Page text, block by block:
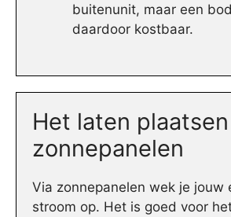
buitenunit, maar een
daardoor kostbaar.
Het laten
zonnepanelen
Via zonnepanelen wek je jouw
stroom op. Het is goed voor